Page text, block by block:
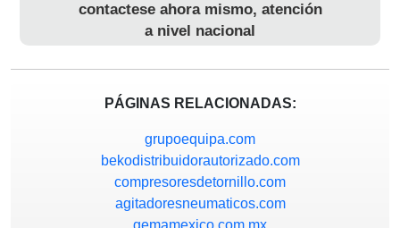
contactese ahora mismo, atención
a nivel nacional
PÁGINAS RELACIONADAS:
grupoequipa.com
bekodistribuidorautorizado.com
compresoresdetornillo.com
agitadoresneumaticos.com
gemamexico.com.mx